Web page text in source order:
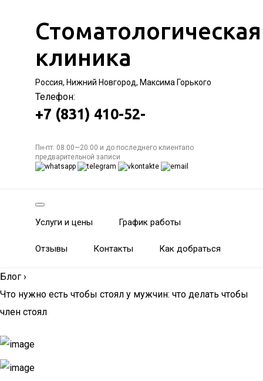
Стоматологическая
клиника
Россия, Нижний Новгород, Максима Горького
Телефон:
+7 (831) 410-52-
Пн-пт: 08:00—20:00 и до последнего клиентапо
предварительной записи
Услуги и цены График работы
Отзывы Контакты Как добраться
Блог ›
Что нужно есть чтобы стоял у мужчин: что делать чтобы
член стоял